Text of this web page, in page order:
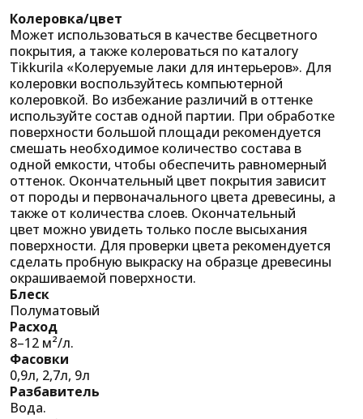
Колеровка/цвет
Может использоваться в качестве бесцветного
покрытия, а также колероваться по каталогу
Tikkurila «Колеруемые лаки для интерьеров». Для
колеровки воспользуйтесь компьютерной
колеровкой. Во избежание различий в оттенке
используйте состав одной партии. При обработке
поверхности большой площади рекомендуется
смешать необходимое количество состава в
одной емкости, чтобы обеспечить равномерный
оттенок. Окончательный цвет покрытия зависит
от породы и первоначального цвета древесины, а
также от количества слоев. Окончательный
цвет можно увидеть только после высыхания
поверхности. Для проверки цвета рекомендуется
сделать пробную выкраску на образце древесины
окрашиваемой поверхности.
Блеск
Полуматовый
Расход
8–12 м²/л.
Фасовки
0,9л, 2,7л, 9л
Разбавитель
Вода.